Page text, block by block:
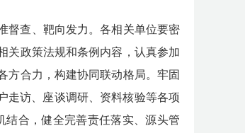
督查、靶向发力。各相关单位要密
关政策法规和条例内容， 认真参加
方合力，构建协同联动格局。 牢固
走访、座谈调研、资料核验等各项
结合，健全完善责任落实、源头管